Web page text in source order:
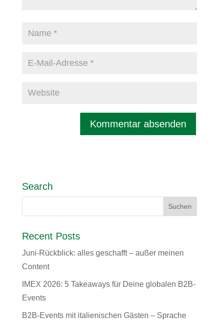
Search
Recent Posts
Juni-Rückblick: alles geschafft – außer meinen
Content
IMEX 2026: 5 Takeaways für Deine globalen B2B-
Events
B2B-Events mit italienischen Gästen – Sprache